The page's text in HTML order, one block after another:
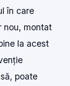
în care
nou, montat
la acest
poate